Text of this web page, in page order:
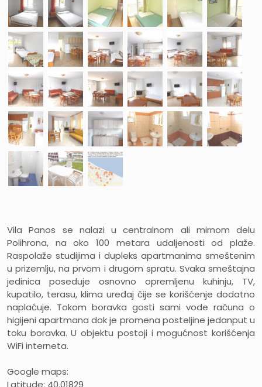
Vila Panos se nalazi u centralnom ali mirnom delu
Polihrona, na oko 100 metara udaljenosti od plaže.
Raspolaže studijima i dupleks apartmanima smeštenim
u prizemlju, na prvom i drugom spratu. Svaka smeštajna
jedinica poseduje osnovno opremljenu kuhinju, TV,
kupatilo, terasu, klima uređaj čije se korišćenje dodatno
naplaćuje. Tokom boravka gosti sami vode računa o
higijeni apartmana dok je promena posteljine jedanput u
toku boravka. U objektu postoji i mogućnost korišćenja
WiFi interneta.
Google maps: